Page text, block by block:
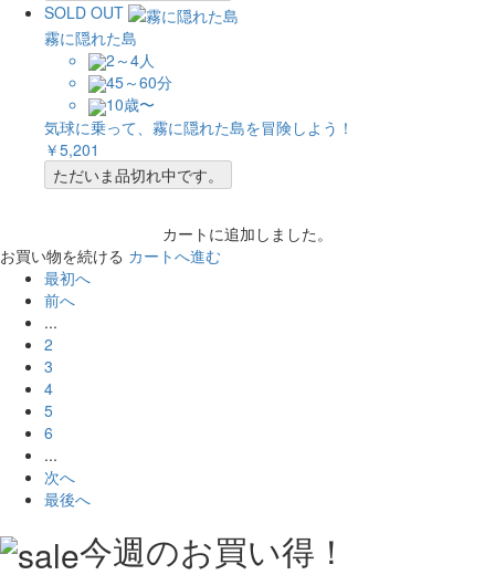
SOLD OUT
霧に隠れた島
2～4人
45～60分
10歳〜
気球に乗って、霧に隠れた島を冒険しよう！
￥5,201
ただいま品切れ中です。
カートに追加しました。
お買い物を続ける カートへ進む
最初へ
前へ
...
2
3
4
5
6
...
次へ
最後へ
今週のお買い得！